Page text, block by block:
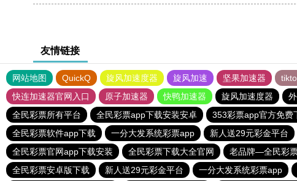
友情链接
网站地图 QuickQ 旋风加速度器 旋风加速 坚果加速器
快连加速器官网入口
原子加速器 快鸭加速器 旋风加速度器
全民彩票所有平台
全民彩票app下载安装安卓 353彩票app官方免费
全民彩票软件app下载
一分大发系统彩票app 新人送29元彩金平台
全民彩票官网app下载安装
全民彩票下载大全官网 老品牌—全民彩
全民彩票安卓版下载
新人送29元彩金平台 一分大发系统彩票app